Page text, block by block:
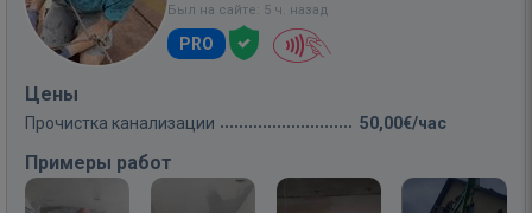
Был на сайте: 5 ч. назад
PRO
Цены
Прочистка канализации 50,00€/час
Примеры работ